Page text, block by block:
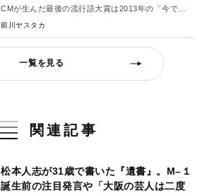
CMが生んだ最後の流行語大賞は2013年の「今でし
ょ」
前川ヤスタカ
一覧を見る
関連記事
松本人志が31歳で書いた『遺書』。M–１
誕生前の注目発言や「大阪の芸人は二度